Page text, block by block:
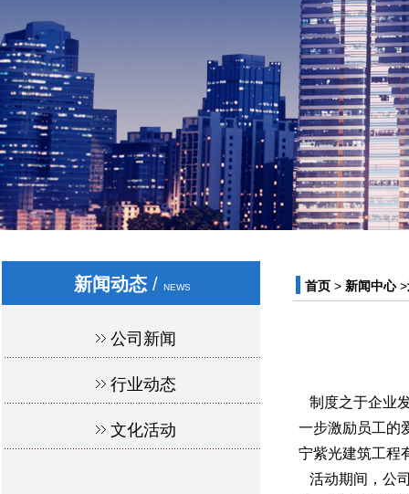
新闻动态 / NEWS
公司新闻
行业动态
文化活动
首页 > 新闻中心>
制度之于企业
一步激励员工的
宁紫光建筑工程
活动期间，公